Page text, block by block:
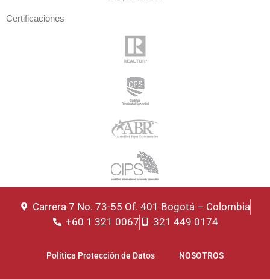
Certificaciones
Carrera 7 No. 73-55 Of. 401 Bogotá – Colombia
+60 1 321 0067
321 449 0174
Política Protección de Datos NOSOTROS